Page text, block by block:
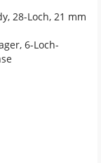
28-Loch, 21 mm
6-Loch-